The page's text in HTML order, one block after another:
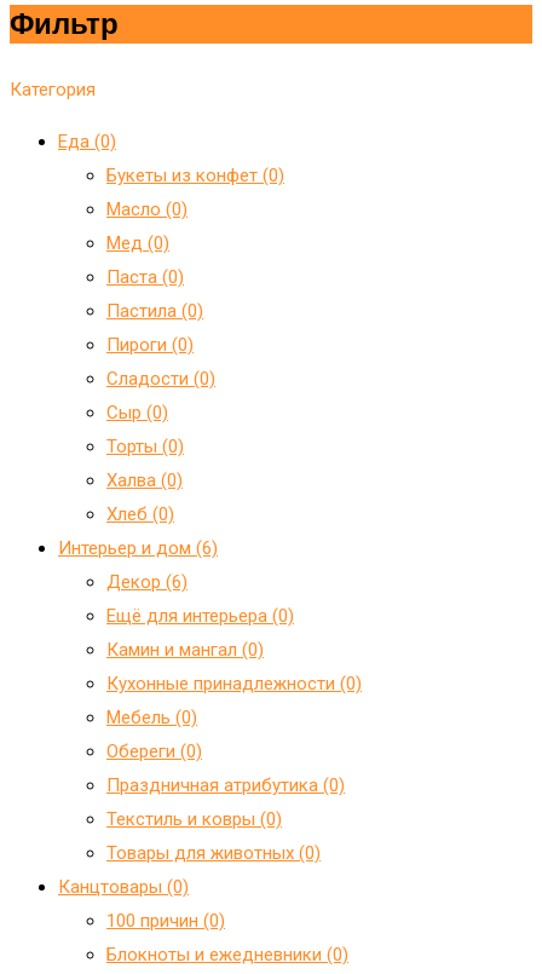
Фильтр
Категория
Еда (0)
Букеты из конфет (0)
Масло (0)
Мед (0)
Паста (0)
Пастила (0)
Пироги (0)
Сладости (0)
Сыр (0)
Торты (0)
Халва (0)
Хлеб (0)
Интерьер и дом (6)
Декор (6)
Ещё для интерьера (0)
Камин и мангал (0)
Кухонные принадлежности (0)
Мебель (0)
Обереги (0)
Праздничная атрибутика (0)
Текстиль и ковры (0)
Товары для животных (0)
Канцтовары (0)
100 причин (0)
Блокноты и ежедневники (0)